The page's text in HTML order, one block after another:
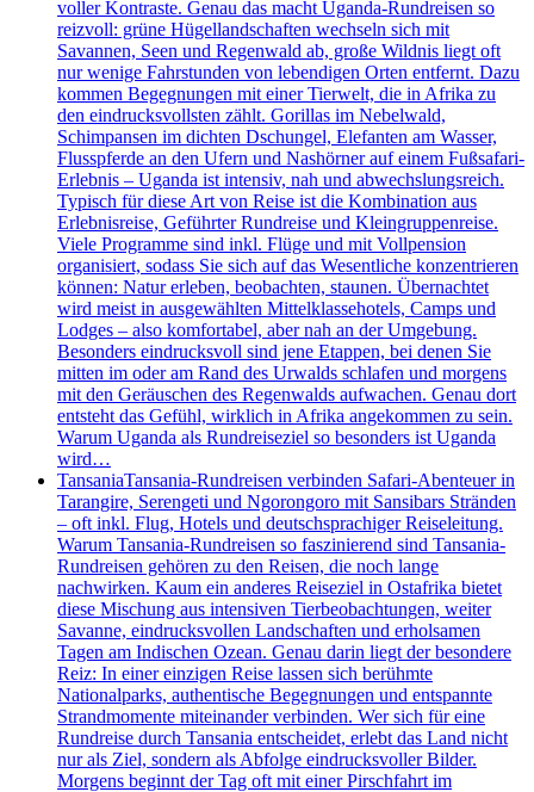
voller Kontraste. Genau das macht Uganda-Rundreisen so
reizvoll: grüne Hügellandschaften wechseln sich mit
Savannen, Seen und Regenwald ab, große Wildnis liegt oft
nur wenige Fahrstunden von lebendigen Orten entfernt. Dazu
kommen Begegnungen mit einer Tierwelt, die in Afrika zu
den eindrucksvollsten zählt. Gorillas im Nebelwald,
Schimpansen im dichten Dschungel, Elefanten am Wasser,
Flusspferde an den Ufern und Nashörner auf einem Fußsafari-
Erlebnis – Uganda ist intensiv, nah und abwechslungsreich.
Typisch für diese Art von Reise ist die Kombination aus
Erlebnisreise, Geführter Rundreise und Kleingruppenreise.
Viele Programme sind inkl. Flüge und mit Vollpension
organisiert, sodass Sie sich auf das Wesentliche konzentrieren
können: Natur erleben, beobachten, staunen. Übernachtet
wird meist in ausgewählten Mittelklassehotels, Camps und
Lodges – also komfortabel, aber nah an der Umgebung.
Besonders eindrucksvoll sind jene Etappen, bei denen Sie
mitten im oder am Rand des Urwalds schlafen und morgens
mit den Geräuschen des Regenwalds aufwachen. Genau dort
entsteht das Gefühl, wirklich in Afrika angekommen zu sein.
Warum Uganda als Rundreiseziel so besonders ist Uganda
wird…
TansaniaTansania-Rundreisen verbinden Safari-Abenteuer in
Tarangire, Serengeti und Ngorongoro mit Sansibars Stränden
– oft inkl. Flug, Hotels und deutschsprachiger Reiseleitung.
Warum Tansania-Rundreisen so faszinierend sind Tansania-
Rundreisen gehören zu den Reisen, die noch lange
nachwirken. Kaum ein anderes Reiseziel in Ostafrika bietet
diese Mischung aus intensiven Tierbeobachtungen, weiter
Savanne, eindrucksvollen Landschaften und erholsamen
Tagen am Indischen Ozean. Genau darin liegt der besondere
Reiz: In einer einzigen Reise lassen sich berühmte
Nationalparks, authentische Begegnungen und entspannte
Strandmomente miteinander verbinden. Wer sich für eine
Rundreise durch Tansania entscheidet, erlebt das Land nicht
nur als Ziel, sondern als Abfolge eindrucksvoller Bilder.
Morgens beginnt der Tag oft mit einer Pirschfahrt im